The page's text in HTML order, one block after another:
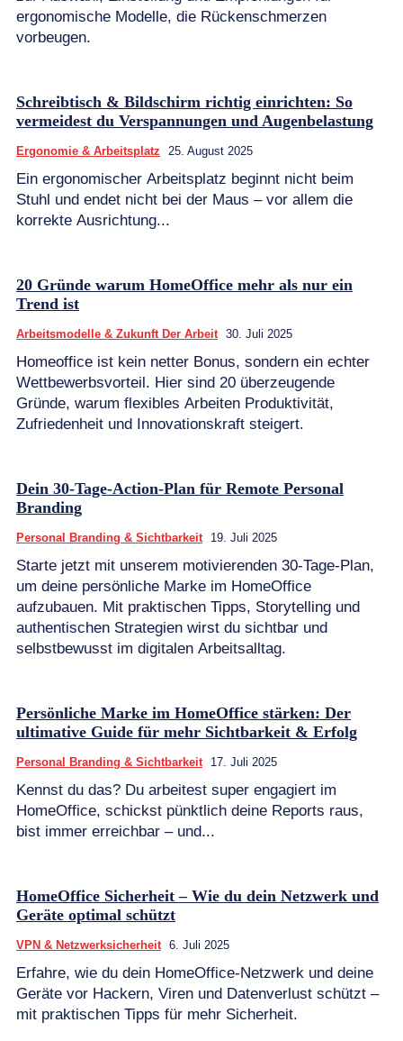
ergonomische Modelle, die Rückenschmerzen
vorbeugen.
Schreibtisch & Bildschirm richtig einrichten: So
vermeidest du Verspannungen und Augenbelastung
Ergonomie & Arbeitsplatz 25. August 2025
Ein ergonomischer Arbeitsplatz beginnt nicht beim
Stuhl und endet nicht bei der Maus – vor allem die
korrekte Ausrichtung...
20 Gründe warum HomeOffice mehr als nur ein
Trend ist
Arbeitsmodelle & Zukunft Der Arbeit 30. Juli 2025
Homeoffice ist kein netter Bonus, sondern ein echter
Wettbewerbsvorteil. Hier sind 20 überzeugende
Gründe, warum flexibles Arbeiten Produktivität,
Zufriedenheit und Innovationskraft steigert.
Dein 30-Tage-Action-Plan für Remote Personal
Branding
Personal Branding & Sichtbarkeit 19. Juli 2025
Starte jetzt mit unserem motivierenden 30-Tage-Plan,
um deine persönliche Marke im HomeOffice
aufzubauen. Mit praktischen Tipps, Storytelling und
authentischen Strategien wirst du sichtbar und
selbstbewusst im digitalen Arbeitsalltag.
Persönliche Marke im HomeOffice stärken: Der
ultimative Guide für mehr Sichtbarkeit & Erfolg
Personal Branding & Sichtbarkeit 17. Juli 2025
Kennst du das? Du arbeitest super engagiert im
HomeOffice, schickst pünktlich deine Reports raus,
bist immer erreichbar – und...
HomeOffice Sicherheit – Wie du dein Netzwerk und
Geräte optimal schützt
VPN & Netzwerksicherheit 6. Juli 2025
Erfahre, wie du dein HomeOffice-Netzwerk und deine
Geräte vor Hackern, Viren und Datenverlust schützt –
mit praktischen Tipps für mehr Sicherheit.